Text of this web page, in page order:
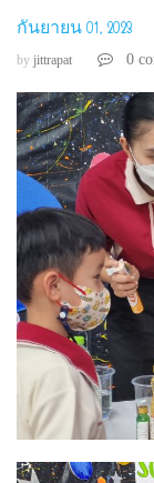
กันยายน 01, 2023
by jittrapat 0